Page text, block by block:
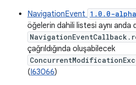
NavigationEvent 1.0.0-
öğelerin dahili listesi aynı anda
çağrıldığında oluşabilecek
(I63066)